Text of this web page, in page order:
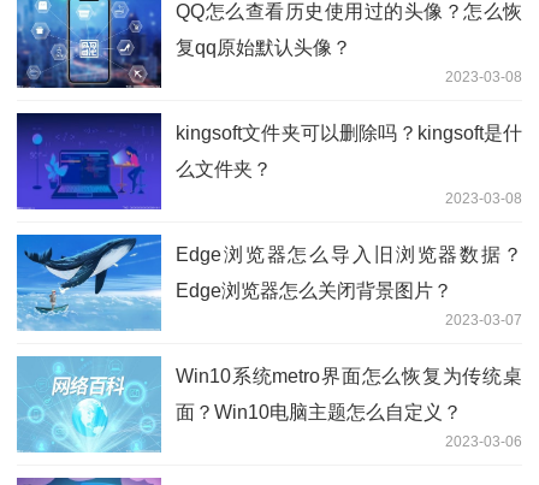
QQ怎么查看历史使用过的头像？怎么恢
复qq原始默认头像？
2023-03-08
kingsoft文件夹可以删除吗？kingsoft是什
么文件夹？
2023-03-08
Edge浏览器怎么导入旧浏览器数据？
Edge浏览器怎么关闭背景图片？
2023-03-07
Win10系统metro界面怎么恢复为传统桌
面？Win10电脑主题怎么自定义？
2023-03-06